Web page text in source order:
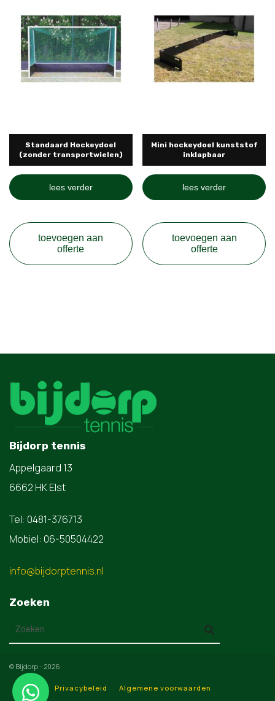
Standaard Hockeydoel
(zonder transportwielen)
lees verder
toevoegen aan
offerte
Mini hockeydoel kunststof
inklapbaar
lees verder
toevoegen aan
offerte
Bijdorp tennis
Appelgaard 13
6662 HK Elst
Tel: 0481-376713
Mobiel: 06-50504422
info@bijdorptennis.nl
Zoeken
© Bijdorp - 2026
Privacybeleid Algemene voorwaarden